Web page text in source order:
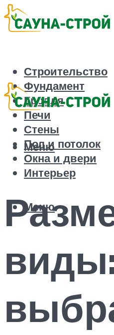
Строительство
Фундамент
Кровля
Печи
Стены
Пол и потолок
Окна и двери
Интерьер
Меню
Меню